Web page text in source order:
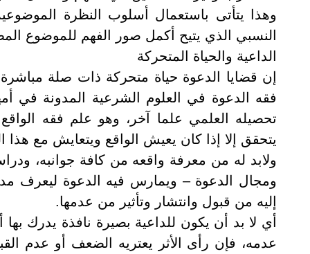
وهذا يتأتى باستعمال أسلوب النظرة
النسبي الذي يتيح أكمل صور الفهم للموضوع
الداعية والحياة المتحركة
إن قضايا الدعوة حياة متحركة ذات صلة
فقه الدعوة في العلوم الشرعية المدونة في
تحصيله العلمي علما آخر، وهو علم فقه
يتحقق إلا إذا كان يعيش الواقع ويتعايش مع هذا
ولابد له من معرفة واقعه من كافة جوانبه،
ومجال الدعوة – ويمارس فيه الدعوة ليعرف
إليه من قبول وانتشار وتأثير من عدمها.
أي لا بد أن يكون للداعية بصيرة نافذة يدرك
عدمه، فإن رأى الأثر يعتريه الضعف أو عدم